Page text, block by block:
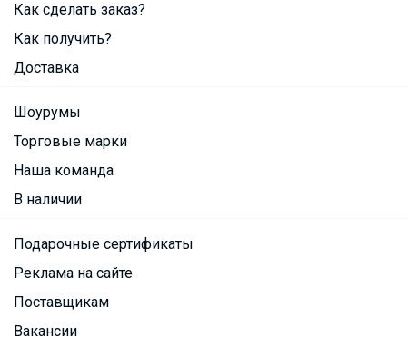
Как сделать заказ?
Как получить?
Доставка
Шоурумы
Торговые марки
Наша команда
В наличии
Подарочные сертификаты
Реклама на сайте
Поставщикам
Вакансии